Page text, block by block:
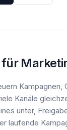
für
Kampagnen,
Kanäle
unter,
laufende